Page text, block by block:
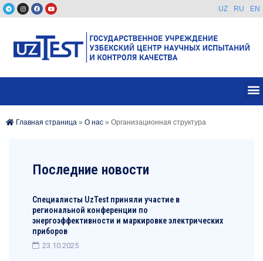
UZ RU EN
Главная страница » О нас » Организационная структура
Последние новости
Специалисты UzTest приняли участие в
региональной конференции по
энергоэффективности и маркировке электрических
приборов
23.10.2025